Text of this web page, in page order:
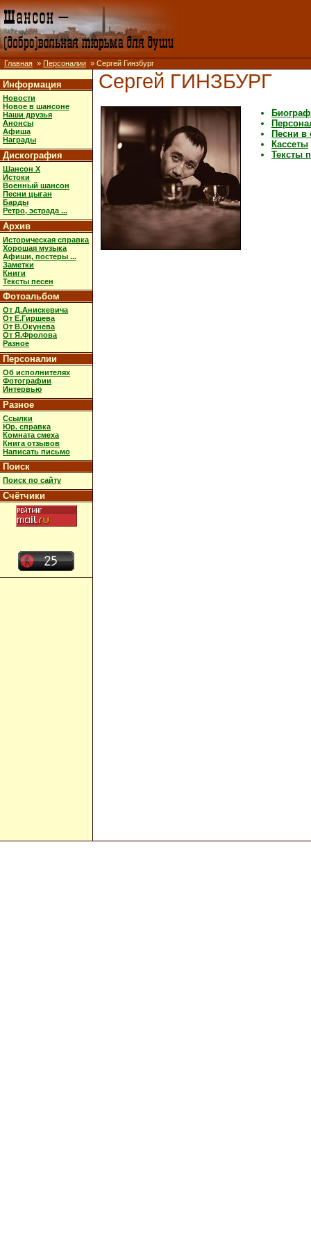
Главная » Персоналии » Сергей Гинзбург
Информация
Новости
Новое в шансоне
Наши друзья
Анонсы
Афиша
Награды
Дискография
Шансон X
Истоки
Военный шансон
Песни цыган
Барды
Ретро, эстрада ...
Архив
Историческая справка
Хорошая музыка
Афиши, постеры ...
Заметки
Книги
Тексты песен
Фотоальбом
От Д.Анискевича
От Е.Гиршева
От В.Окунева
От Я.Фролова
Разное
Персоналии
Об исполнителях
Фотографии
Интервью
Разное
Ссылки
Юр. справка
Комната смеха
Книга отзывов
Написать письмо
Поиск
Поиск по сайту
Счётчики
Сергей ГИНЗБУРГ
Песни в
Кассеты
Тексты